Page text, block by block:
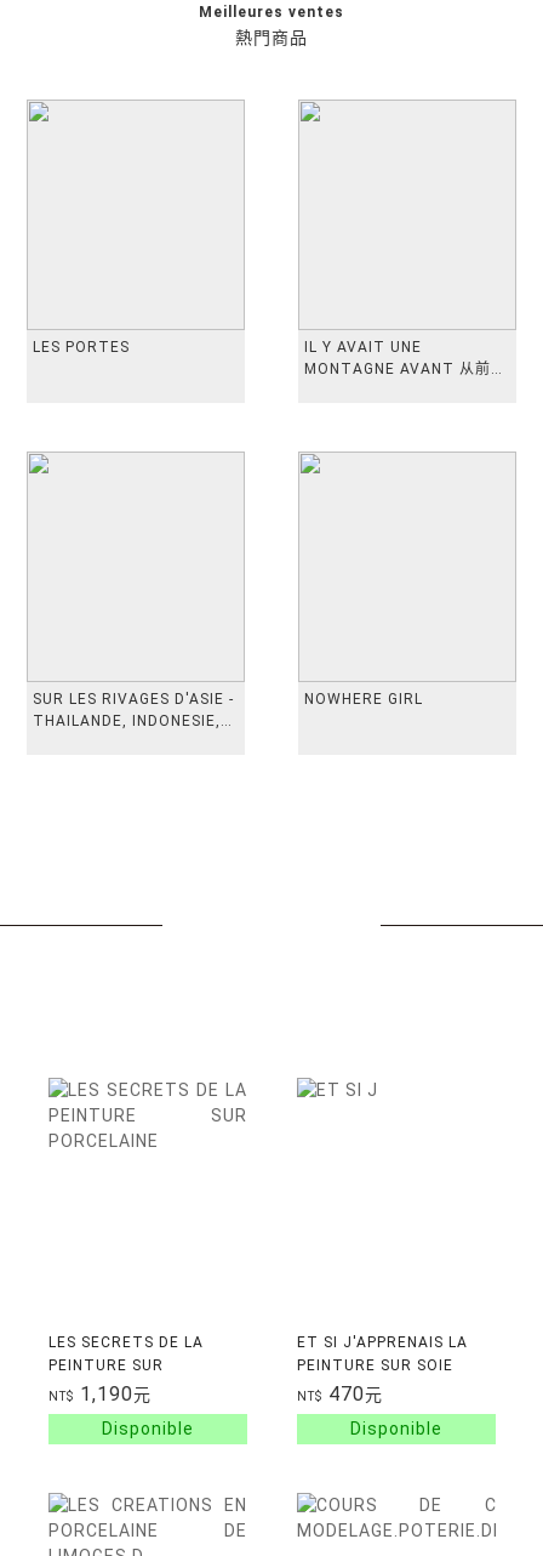
熱門商品
Meilleures ventes
LES PORTES
IL Y AVAIT UNE
MONTAGNE AVANT 从前有
SUR LES RIVAGES D'ASIE -
THAILANDE, INDONESIE,
NOWHERE GIRL
LES SECRETS DE LA
PEINTURE SUR
PORCELAINE
NT$ 1,190元
ET SI J'APPRENAIS LA
PEINTURE SUR SOIE
NT$ 470元